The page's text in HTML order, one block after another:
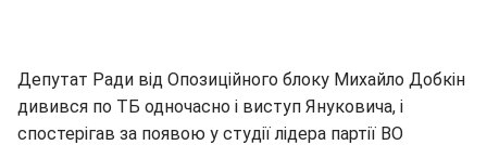
Депутат Ради від Опозиційного блоку Михайло Добкін
дивився по ТБ одночасно і виступ Януковича, і
спостерігав за появою у студії лідера партії ВО